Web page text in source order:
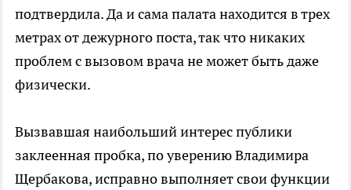
подтвердила. Да и сама палата находится в трех
метрах от дежурного поста, так что никаких
проблем с вызовом врача не может быть даже
физически.
Вызвавшая наибольший интерес публики
заклеенная пробка, по уверению Владимира
Щербакова, исправно выполняет свои функции